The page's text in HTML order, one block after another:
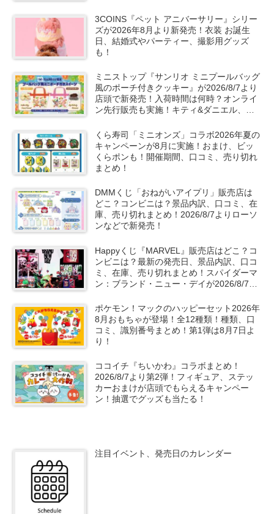
3COINS『ペット アニバーサリー』シリー
ズが2026年8月より新発売！衣装 お誕生
日、結婚式やパーティー、撮影用グッズ
も！
ミニストップ『サンリオ ミニプールバッグ
風のポーチ付きクッキー』が2026/8/7より
店頭で新発売！入荷時間は何時？オンライ
ン先行販売も実施！キティ&ダニエル、マ
くら寿司「ミニオンズ」コラボ2026年夏の
キャンペーンが8月に実施！おまけ、ビッ
くらポンも！開催期間、口コミ、売り切れ
まとめ！
DMMくじ「おねがいアイプリ」販売店は
どこ？コンビニは？景品内訳、口コミ、在
庫、売り切れまとめ！2026/8/7よりローソ
ンなどで新発売！
Happyくじ『MARVEL』販売店はどこ？コ
ンビニは？最新の発売日、景品内訳、口コ
ミ、在庫、売り切れまとめ！スパイダーマ
ン：ブランド・ニュー・デイが2026/8/7よ
ポケモン！マックのハッピーセット2026年
8月おもちゃが登場！全12種類！種類、口
コミ、識別番号まとめ！第1弾は8月7日よ
り！
ココイチ『ちいかわ』コラボまとめ！
2026/8/7より第2弾！フィギュア、ステッ
カーおまけが店頭でもらえるキャンペー
ン！抽選でグッズも当たる！
注目イベント、発売日のカレンダー